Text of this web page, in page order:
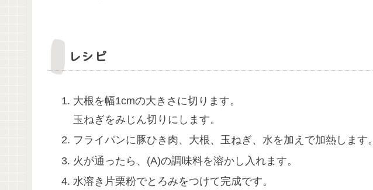
レシピ
大根を幅1cmの大きさに切ります。
玉ねぎをみじん切りにします。
フライパンに豚ひき肉、大根、玉ねぎ、水を加えで加熱します。
火が通ったら、(A)の調味料を溶かし入れます。
水溶き片栗粉でとろみをつけて完成です。